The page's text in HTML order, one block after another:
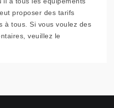
proposer des tarifs
à tous. Si vous voulez des
veuillez le